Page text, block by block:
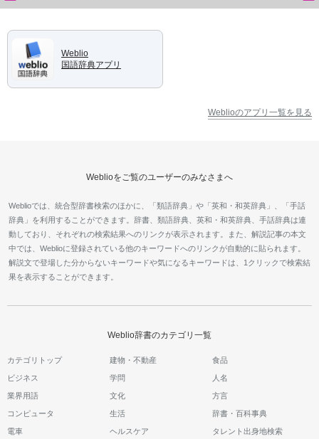
Weblio
国語辞典アプリ
Weblioのアプリ一覧を見る
Weblioをご覧のユーザーのみなさまへ
Weblioでは、統合型辞書検索のほかに、「類語辞典」や「英和・和英辞典」、「手話
辞典」を利用することができます。辞書、類語辞典、英和・和英辞典、手話辞典は連
動しており、それぞれの検索結果へのリンクが表示されます。また、解説記事の本文
中では、Weblioに登録されている他のキーワードへのリンクが自動的に貼られます。
解説文で登場した分からないキーワードや気になるキーワードは、1クリックで検索結
果を表示することができます。
Weblio辞書のカテゴリ一覧
カテゴリトップ 建物・不動産 食品
ビジネス 学問 人名
業界用語 文化 方言
コンピュータ 生活 辞書・百科事典
電車 ヘルスケア タレント出身地検索